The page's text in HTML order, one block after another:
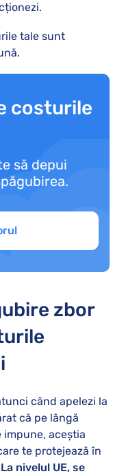
tale sunt
costurile
să depui
zbor
când apelezi la
că pe lângă
aceștia
te protejează în
La nivelul UE, se